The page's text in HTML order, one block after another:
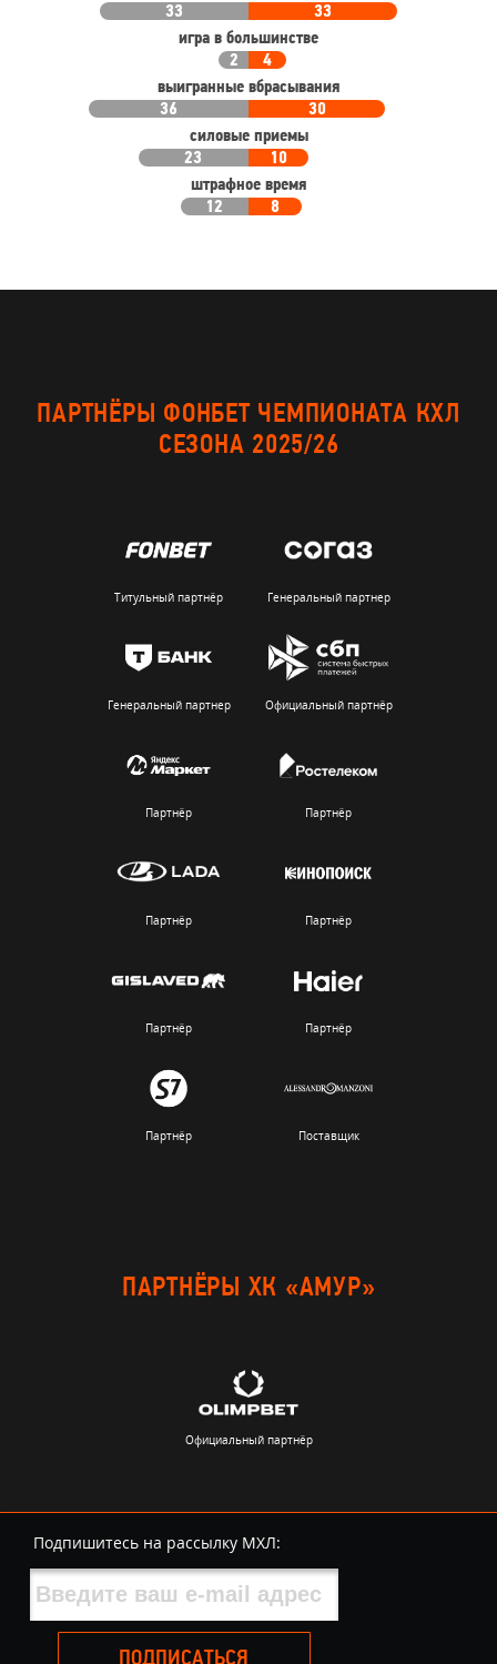
33
33
игра в большинстве
2
4
выигранные вбрасывания
36
30
силовые приемы
23
10
штрафное время
12
8
ПАРТНЁРЫ ФОНБЕТ ЧЕМПИОНАТА КХЛ
СЕЗОНА 2025/26
Титульный партнёр Генеральный партнер
Генеральный партнер Официальный партнёр
Партнёр Партнёр
Партнёр Партнёр
Партнёр Партнёр
Партнёр Поставщик
ПАРТНЁРЫ ХК «АМУР»
Официальный партнёр
Подпишитесь на рассылку МХЛ:
ПОДПИСАТЬСЯ